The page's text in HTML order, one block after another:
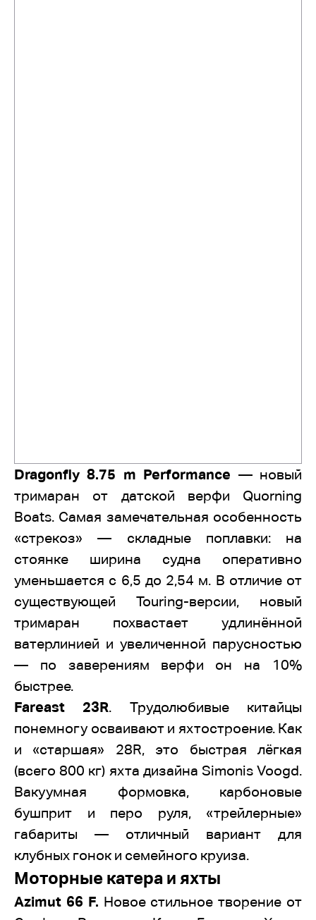
Dragonfly 8.75 m Performance — новый
тримаран от датской верфи Quorning
Boats. Самая замечательная особенность
«стрекоз» — складные поплавки: на
стоянке ширина судна оперативно
уменьшается с 6,5 до 2,54 м. В отличие от
существующей Touring-версии, новый
тримаран похвастает удлинённой
ватерлинией и увеличенной парусностью
— по заверениям верфи он на 10%
быстрее.
Fareast 23R. Трудолюбивые китайцы
понемногу осваивают и яхтостроение. Как
и «старшая» 28R, это быстрая лёгкая
(всего 800 кг) яхта дизайна Simonis Voogd.
Вакуумная формовка, карбоновые
бушприт и перо руля, «трейлерные»
габариты — отличный вариант для
клубных гонок и семейного круиза.
Моторные катера и яхты
Azimut 66 F. Новое стильное творение от